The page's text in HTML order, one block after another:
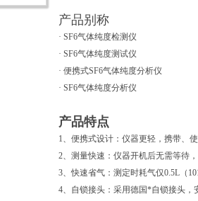
产品别称
· SF6气体纯度检测仪
· SF6气体纯度测试仪
· 便携式SF6气体纯度分析仪
· SF6气体纯度分析仪
产品特点
1、便携式设计：仪器更轻，携带、
2、测量快速：仪器开机后无需等待
3、快速省气：测定时耗气仅0.5L（
4、自锁接头：采用德国*自锁接头，